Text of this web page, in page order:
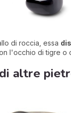
di roccia, essa
l'occhio di tigre o
altre